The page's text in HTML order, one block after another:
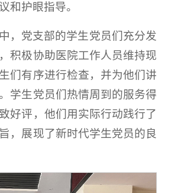
和护眼指导。
，党支部的学生党员们充分发
积极协助医院工作人员维持现
们有序进行检查，并为他们讲
学生党员们热情周到的服务得
好评，他们用实际行动践行了
，展现了新时代学生党员的良